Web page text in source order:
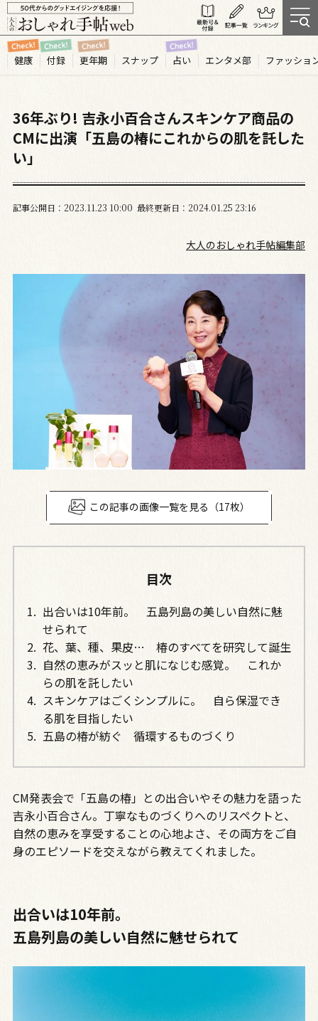
健康 付録 更年期 スナップ 占い エンタメ部 ファッショ
36年ぶり! 吉永小百合さんスキンケア商品の
CMに出演「五島の椿にこれからの肌を託した
い」
記事公開日 2023.11 23 10:00 最終更新日 2024.01.25 23:16
大人のおしゃれ手帖編集部
この記事の画像一覧を見る（17枚）
目次
出合いは10年前。 五島列島の美しい自然に魅
せられて
花、葉、種、果皮… 椿のすべてを研究して誕生
自然の恵みがスッと肌になじむ感覚。 これか
らの肌を託したい
スキンケアはごくシンプルに。 自ら保湿でき
る肌を目指したい
五島の椿が紡ぐ 循環するものづくり
CM発表会で「五島の椿」との出合いやその魅力を語った
吉永小百合さん。丁寧なものづくりへのリスペクトと、
自然の恵みを享受することの心地よさ、その両方をご自
身のエピソードを交えながら教えてくれました。
出合いは10年前。
五島列島の美しい自然に魅せられて